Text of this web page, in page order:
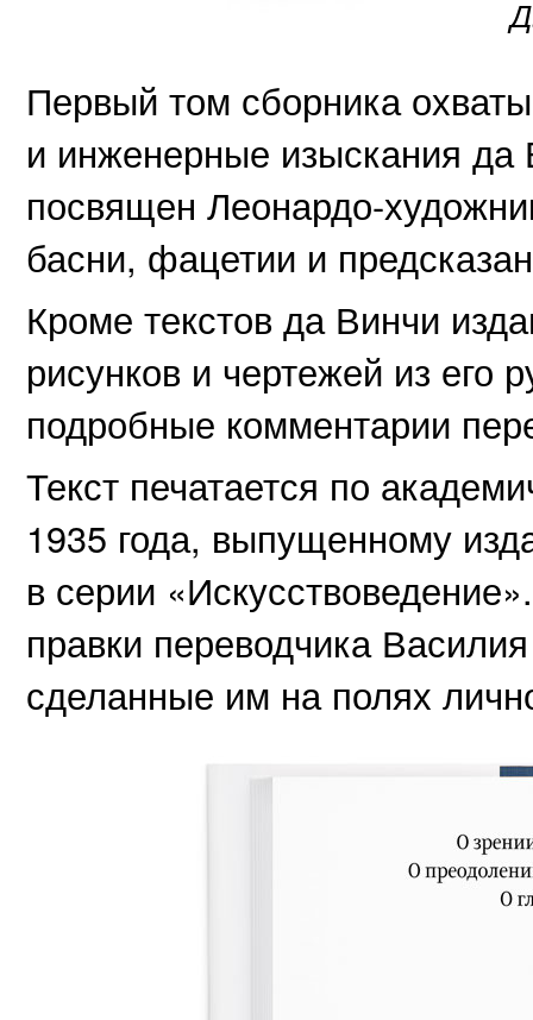
Первый том сборника
и инженерные изыскания да
посвящен Леонардо-
басни, фацетии и
Кроме текстов да Винчи
рисунков и чертежей из его
подробные комментарии
Текст печатается по
1935 года, выпущенному
в серии
правки переводчика
сделанные им на полях